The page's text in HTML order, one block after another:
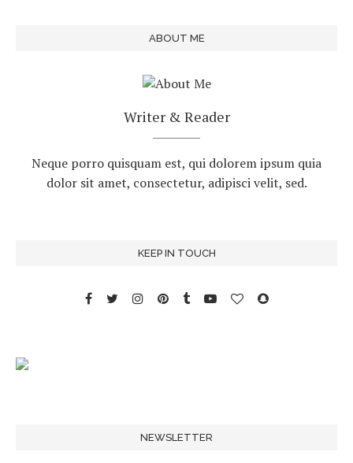
ABOUT ME
Writer & Reader
Neque porro quisquam est, qui dolorem ipsum quia
dolor sit amet, consectetur, adipisci velit, sed.
KEEP IN TOUCH
NEWSLETTER